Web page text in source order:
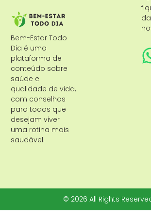
Bem-Estar Todo
Dia é uma
plataforma de
conteúdo sobre
saúde e
qualidade de vida,
com conselhos
para todos que
desejam viver
uma rotina mais
saudável.
© 2026 All Rights